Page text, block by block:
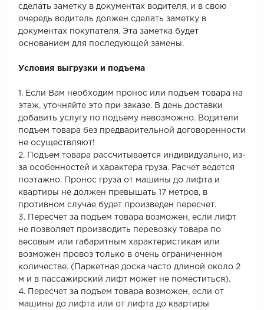
сделать заметку в документах водителя, и в свою
очередь водитель должен сделать заметку в
документах покупателя. Эта заметка будет
основанием для последующей замены.
Условия выгрузки и подъема
1. Если Вам необходим пронос или подъем товара на
этаж, уточняйте это при заказе. В день доставки
добавить услугу по подъему невозможно. Водители
подъем товара без предварительной договоренности
не осуществляют!
2. Подъем товара рассчитывается индивидуально, из-
за особенностей и характера груза. Расчет ведется
поэтажно. Пронос груза от машины до лифта и
квартиры не должен превышать 17 метров, в
противном случае будет произведен пересчет.
3. Пересчет за подъем товара возможен, если лифт
не позволяет производить перевозку товара по
весовым или габаритным характеристикам или
возможен провоз только в очень ограниченном
количестве. (Паркетная доска часто длиной около 2
м и в пассажирский лифт может не поместиться).
4. Пересчет за подъем товара возможен, если от
машины до лифта или от лифта до квартиры